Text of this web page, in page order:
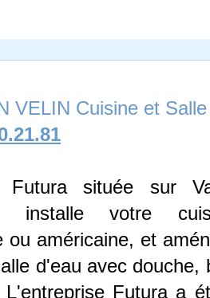
VELIN Cuisine et
Futura située sur
installe votre
ou américaine, et
d'eau avec douche,
Futura a